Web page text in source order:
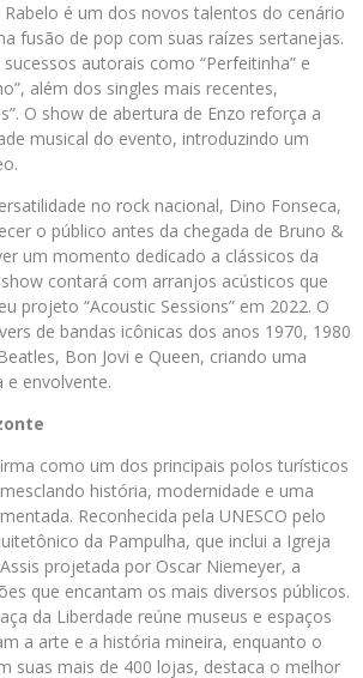
Rabelo é um dos novos talentos do cenário
fusão de pop com suas raízes sertanejas.
autorais como “Perfeitinha” e
além dos singles mais recentes,
O show de abertura de Enzo reforça a
musical do evento, introduzindo um
no rock nacional, Dino Fonseca,
o público antes da chegada de Bruno &
um momento dedicado a clássicos da
contará com arranjos acústicos que
projeto “Acoustic Sessions” em 2022. O
de bandas icônicas dos anos 1970, 1980
Bon Jovi e Queen, criando uma
e envolvente.
como um dos principais polos turísticos
história, modernidade e uma
Reconhecida pela UNESCO pelo
da Pampulha, que inclui a Igreja
projetada por Oscar Niemeyer, a
que encantam os mais diversos públicos.
da Liberdade reúne museus e espaços
a arte e a história mineira, enquanto o
suas mais de 400 lojas, destaca o melhor